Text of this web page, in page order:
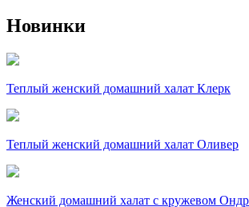
Новинки
Теплый женский домашний халат Клерк
Теплый женский домашний халат Оливер
Женский домашний халат с кружевом